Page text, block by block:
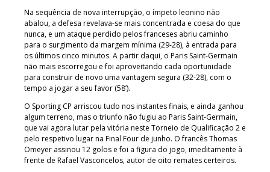
Na sequência de nova interrupção, o ímpeto leonino não
abalou, a defesa revelava-se mais concentrada e coesa do que
nunca, e um ataque perdido pelos franceses abriu caminho
para o surgimento da margem mínima (29-28), à entrada para
os últimos cinco minutos. A partir daqui, o Paris Saint-Germain
não mais escorregou e foi aproveitando cada oportunidade
para construir de novo uma vantagem segura (32-28), com o
tempo a jogar a seu favor (58’).
O Sporting CP arriscou tudo nos instantes finais, e ainda ganhou
algum terreno, mas o triunfo não fugiu ao Paris Saint-Germain,
que vai agora lutar pela vitória neste Torneio de Qualificação 2 e
pelo respetivo lugar na Final Four de junho. O francês Thomas
Omeyer assinou 12 golos e foi a figura do jogo, imeditamente à
frente de Rafael Vasconcelos, autor de oito remates certeiros.